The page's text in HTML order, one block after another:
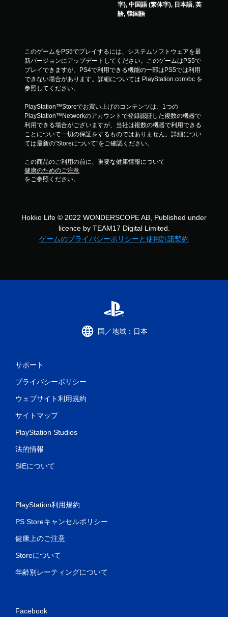
字), 中国語 (繁体字), 日本語, 英
語, 韓国語
このゲームをPS5でプレイするには、システムソフトウェアを最
新バージョンにアップデートしてください。このゲームはPS5で
プレイできますが、PS4で利用できる機能の一部はPS5では利用
できない場合があります。詳細については PlayStation.com/bc を
参照してください。
PlayStation™Storeでお買い上げのコンテンツは、1つの
PlayStation™Networkのアカウントで登録認証した複数の機器で
利用できる場合がございますが、当社は複数の機器で利用できる
ことについて一切の保証をするものではありません。詳細につい
ては最新の“Storeについて”をご確認ください。
この商品のご利用の前に、重要な健康情報について
健康のためのご注意
をご参照ください。
Hokko Life © 2022 WONDERSCOPE AB, Published under
licence by TEAM17 Digital Limited.
ゲームのプライバシーポリシーと使用許諾契約
国／地域：日本
サポート
プライバシーポリシー
ウェブサイト利用規約
サイトマップ
PlayStation Studios
法的情報
SIEについて
PlayStation利用規約
PS Storeキャンセルポリシー
健康上のご注意
Storeについて
年齢別レーティングについて
Facebook